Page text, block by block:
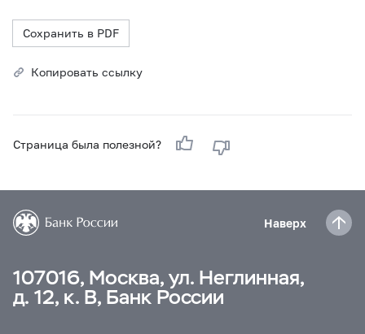
Сохранить в PDF
Копировать ссылку
Страница была полезной?
Наверх
107016, Москва, ул. Неглинная,
д. 12, к. В, Банк России